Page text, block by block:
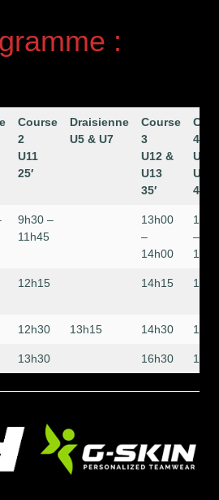
:
Course
2
U11
25′
Draisienne
U5 & U7
Course
3
U12 &
U13
35′
4
U14
U15
45′
9h30 –
11h45
13h00
–
14h00
–
12h15 14h15
12h30 13h15 14h30
13h30 16h30